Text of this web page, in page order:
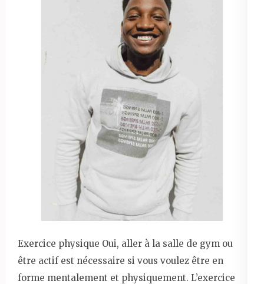
Exercice physique Oui, aller à la salle de gym ou
être actif est nécessaire si vous voulez être en
forme mentalement et physiquement. L’exercice